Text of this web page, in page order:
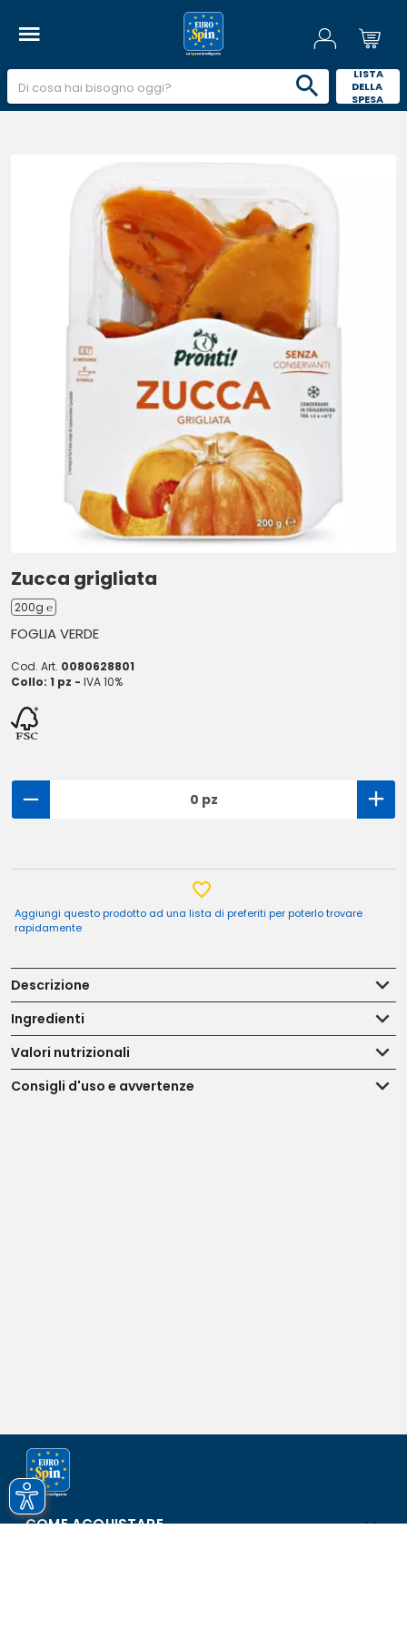
LISTA
DELLA
SPESA
Zucca grigliata
200g ℮
FOGLIA VERDE
Cod. Art. 0080628801
Collo: 1 pz - IVA 10%
0 pz
Aggiungi questo prodotto ad una lista di preferiti per poterlo trovare
rapidamente
Descrizione
Ingredienti
Valori nutrizionali
Consigli d'uso e avvertenze
COME ACQUISTARE